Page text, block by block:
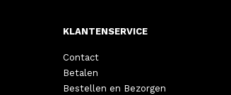
KLANTENSERVICE
Contact
Betalen
Bestellen en Bezorgen